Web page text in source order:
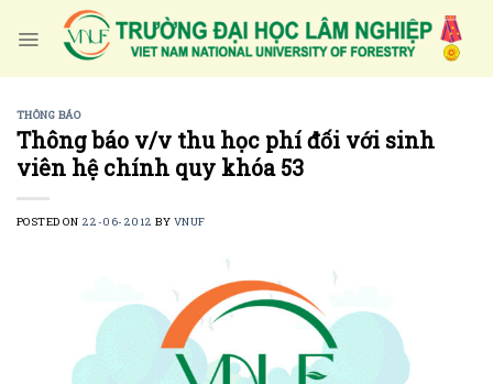
THÔNG BÁO
Thông báo v/v thu học phí đối với sinh
viên hệ chính quy khóa 53
POSTED ON 22-06-2012 BY VNUF